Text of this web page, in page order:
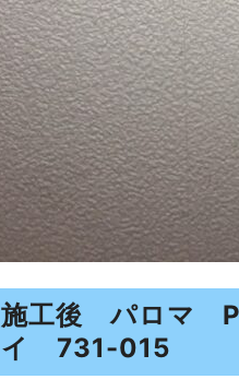
施工後 パロマ
イ 731-015